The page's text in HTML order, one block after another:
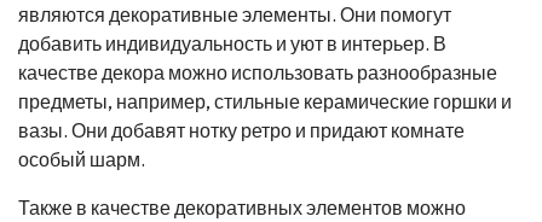
являются декоративные элементы. Они помогут
добавить индивидуальность и уют в интерьер. В
качестве декора можно использовать разнообразные
предметы, например, стильные керамические горшки и
вазы. Они добавят нотку ретро и придают комнате
особый шарм.
Также в качестве декоративных элементов можно